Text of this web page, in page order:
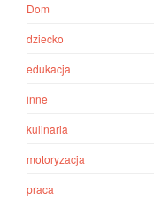
Dom
dziecko
edukacja
inne
kulinaria
motoryzacja
praca